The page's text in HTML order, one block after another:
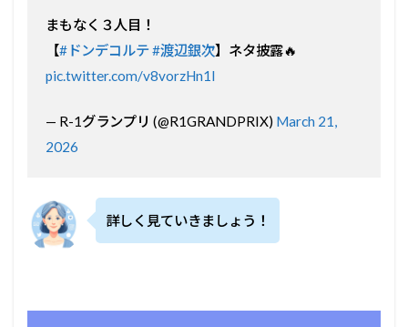
まもなく３人目！
【#ドンデコルテ#渡辺銀次】ネタ披露🔥
pic.twitter.com/v8vorzHn1l
— R-1グランプリ (@R1GRANDPRIX) March 21,
2026
詳しく見ていきましょう！